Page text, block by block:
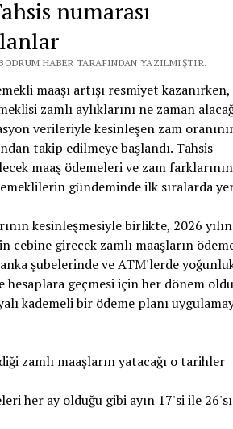
numarası
HABER TARAFINDAN YAZILMIŞTIR.
maaşı artışı resmiyet kazanırken,
zamlı aylıklarını ne zaman
verileriyle kesinleşen zam
takip edilmeye başlandı. Tahsis
maaş ödemeleri ve zam farklarının
gündeminde ilk sıralarda
kesinleşmesiyle birlikte, 2026
cebine girecek zamlı maaşların
şubelerinde ve ATM'lerde
geçmesi için her dönem
kademeli bir ödeme planı
zamlı maaşların yatacağı o tarihler
her ay olduğu gibi ayın 17'si ile 26'sı